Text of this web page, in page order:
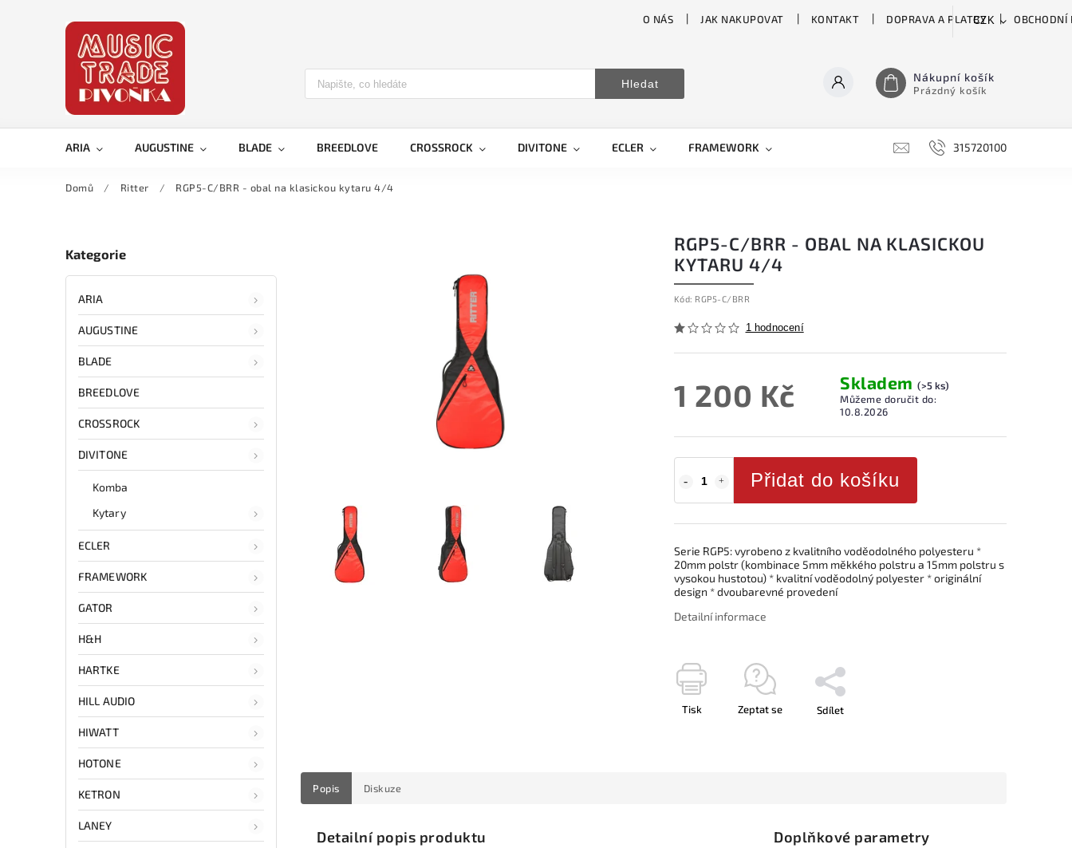
O NÁS JAK NAKUPOVAT KONTAKT DOPRAVA A PLATBY OBCHODNÍ
CZK
Hledat Nákupní košík
Prázdný košík
ARIA AUGUSTINE BLADE BREEDLOVE CROSSROCK DIVITONE ECLER FRAMEWORK H&H HARTKE
315720100
Domů / Ritter / RGP5-C/BRR - obal na klasickou kytaru 4/4
Kategorie
ARIA
AUGUSTINE
BLADE
BREEDLOVE
CROSSROCK
DIVITONE
Komba
Kytary
ECLER
FRAMEWORK
GATOR
H&H
HARTKE
HILL AUDIO
HIWATT
HOTONE
KETRON
LANEY
RGP5-C/BRR - OBAL NA KLASICKOU
KYTARU 4/4
Kód: RGP5-C/BRR
1 hodnocení
1 200 Kč Skladem(>5 ks)
Můžeme doručit do:
10.8.2026
Přidat do košíku
Serie RGP5: vyrobeno z kvalitního voděodolného polyesteru *
20mm polstr (kombinace 5mm měkkého polstru a 15mm polstru s
vysokou hustotou) * kvalitní voděodolný polyester * originální
design * dvoubarevné provedení
Detailní informace
Tisk Zeptat se Sdílet
Popis Diskuze
Detailní popis produktu Doplňkové parametry